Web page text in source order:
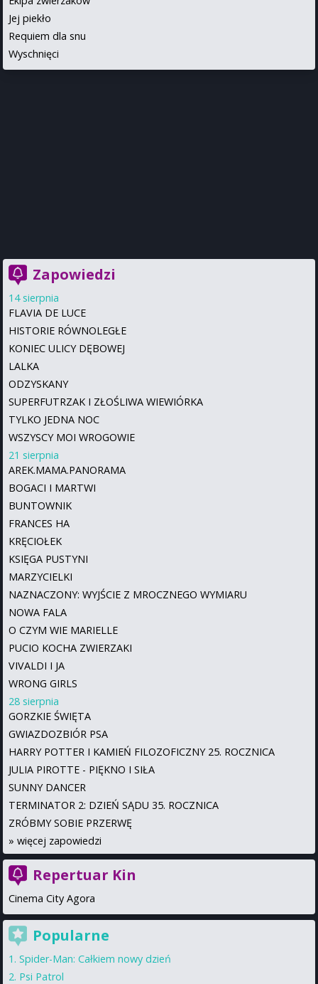
Jej piekło
Requiem dla snu
Wyschnięci
Zapowiedzi
14 sierpnia
FLAVIA DE LUCE
HISTORIE RÓWNOLEGŁE
KONIEC ULICY DĘBOWEJ
LALKA
ODZYSKANY
SUPERFUTRZAK I ZŁOŚLIWA WIEWIÓRKA
TYLKO JEDNA NOC
WSZYSCY MOI WROGOWIE
21 sierpnia
AREK.MAMA.PANORAMA
BOGACI I MARTWI
BUNTOWNIK
FRANCES HA
KRĘCIOŁEK
KSIĘGA PUSTYNI
MARZYCIELKI
NAZNACZONY: WYJŚCIE Z MROCZNEGO WYMIARU
NOWA FALA
O CZYM WIE MARIELLE
PUCIO KOCHA ZWIERZAKI
VIVALDI I JA
WRONG GIRLS
28 sierpnia
GORZKIE ŚWIĘTA
GWIAZDOZBIÓR PSA
HARRY POTTER I KAMIEŃ FILOZOFICZNY 25. ROCZNICA
JULIA PIROTTE - PIĘKNO I SIŁA
SUNNY DANCER
TERMINATOR 2: DZIEŃ SĄDU 35. ROCZNICA
ZRÓBMY SOBIE PRZERWĘ
» więcej zapowiedzi
Repertuar Kin
Cinema City Agora
Popularne
Spider-Man: Całkiem nowy dzień
Psi Patrol